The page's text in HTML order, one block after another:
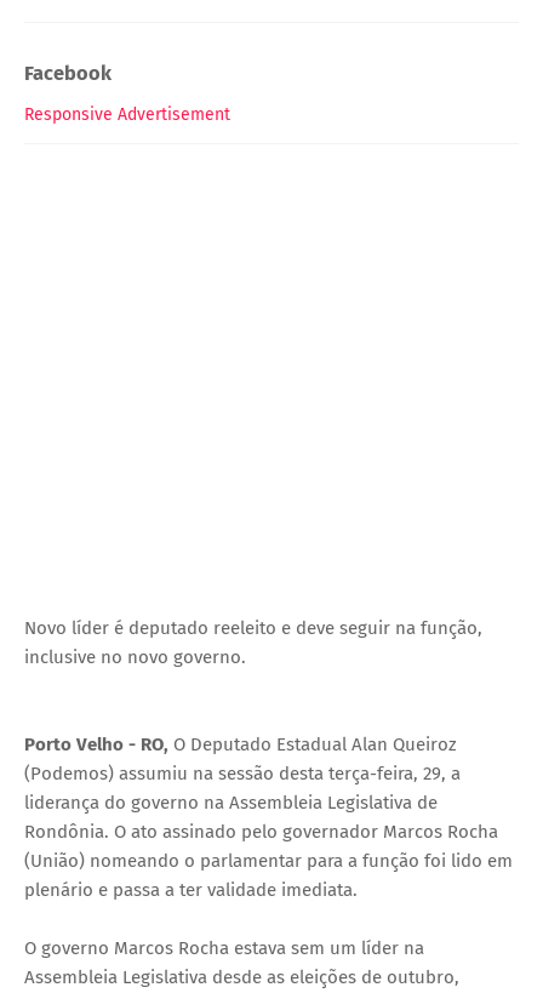
Facebook
Responsive Advertisement
Novo líder é deputado reeleito e deve seguir na função,
inclusive no novo governo.
Porto Velho - RO, O Deputado Estadual Alan Queiroz
(Podemos) assumiu na sessão desta terça-feira, 29, a
liderança do governo na Assembleia Legislativa de
Rondônia. O ato assinado pelo governador Marcos Rocha
(União) nomeando o parlamentar para a função foi lido em
plenário e passa a ter validade imediata.
O governo Marcos Rocha estava sem um líder na
Assembleia Legislativa desde as eleições de outubro,